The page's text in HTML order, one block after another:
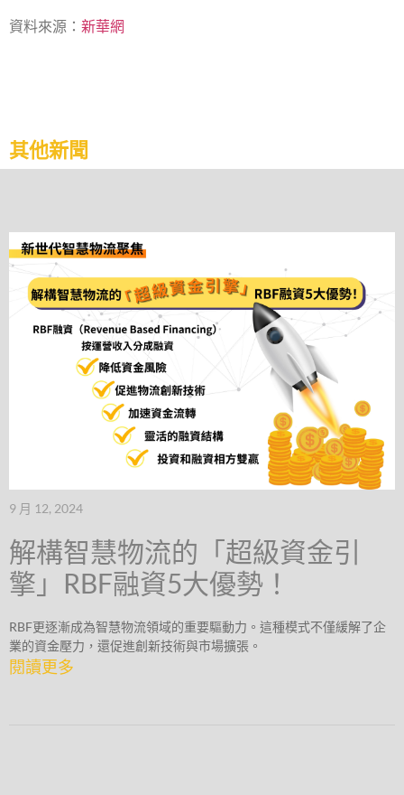
資料來源： 新華網
其他新聞
9 月 12, 2024
解構智慧物流的「超級資金引
擎」RBF融資5大優勢！
RBF更逐漸成為智慧物流領域的重要驅動力。這種模式不僅緩解了企
業的資金壓力，還促進創新技術與市場擴張。
閱讀更多